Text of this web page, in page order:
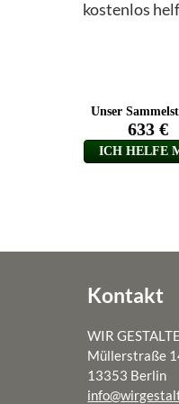
– Greta, Malala & Co
–
– Familiencafé
– HIER – Herkunft,
kostenlos
Kontakt
WIR
Müllerstraße
13353 Berlin